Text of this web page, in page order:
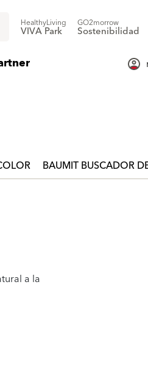
HealthyLiving
VIVA Park
GO2morrow
Sostenibilidad
BAUMIT BUSCADOR
a la